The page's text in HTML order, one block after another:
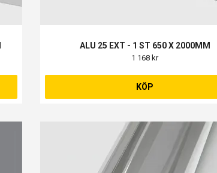
ALU 25 EXT - 1 ST 650 X 2000MM
1 168 kr
KÖP